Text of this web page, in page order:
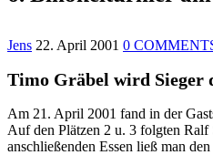
Jens 22. April 2001 0
Timo Gräbel wird Sieger
Am 21. April 2001 fand in der
Auf den Plätzen 2 u. 3 folgten
anschließenden Essen ließ man